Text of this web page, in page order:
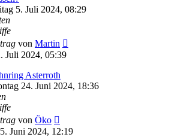
5. Juli 2024, 08:29
von Martin
Juli 2024, 05:39
Asterroth
24. Juni 2024, 18:36
von Öko
Juni 2024, 12:19